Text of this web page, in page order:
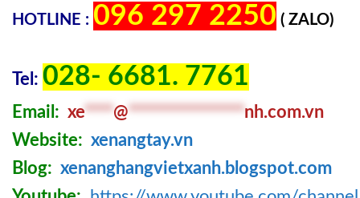
HOTLINE : 096 297 2250 ( ZALO)
Tel: 028- 6681. 7761
Email: xe****@****************nh.com.vn
Website: xenangtay.vn
Blog: xenanghangvietxanh.blogspot.com